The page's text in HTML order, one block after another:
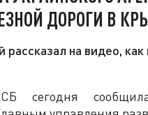
ДОРОГИ В
рассказал на видео,
сегодня